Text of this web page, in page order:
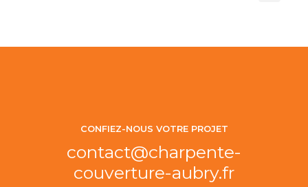
CONFIEZ-NOUS VOTRE PROJET
contact@charpente-
couverture-aubry.fr